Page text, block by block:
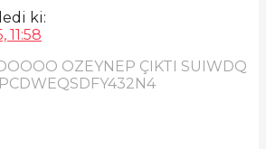
ki:
11:58
OZEYNEP ÇIKTI SUIWDQ